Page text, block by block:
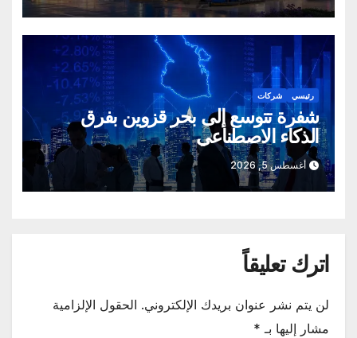
رئيسي شركات
شفرة تتوسع إلى بحر قزوين بفرق
الذكاء الاصطناعي
أغسطس 5, 2026
اترك تعليقاً
لن يتم نشر عنوان بريدك الإلكتروني. الحقول الإلزامية
مشار إليها بـ *